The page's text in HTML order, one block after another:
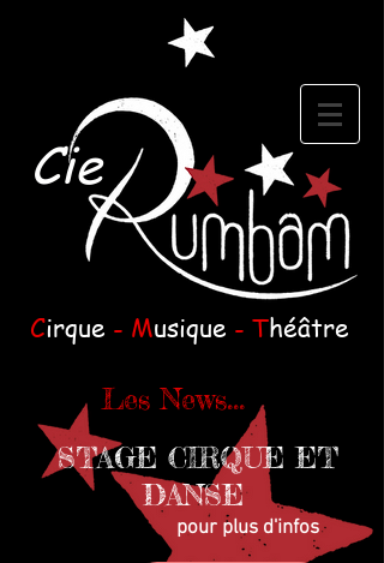
Cie
Cirque - Musique - Théâtre
Les News...
STAGE CIRQUE ET
DANSE
pour plus d'infos